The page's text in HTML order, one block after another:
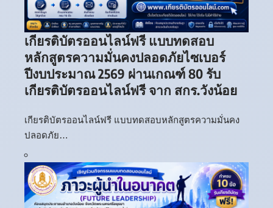
เกียรติบัตรออนไลน์ฟรี แบบทดสอบ
หลักสูตรความมั่นคงปลอดภัยไซเบอร์
ปีงบประมาณ 2569 ผ่านเกณฑ์ 80 รับ
เกียรติบัตรออนไลน์ฟรี จาก สกร.วังน้อย
เกียรติบัตรออนไลน์ฟรี แบบทดสอบหลักสูตรความมั่นคง
ปลอดภัย…